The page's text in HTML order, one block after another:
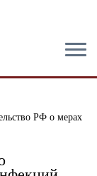
РФ о мерах